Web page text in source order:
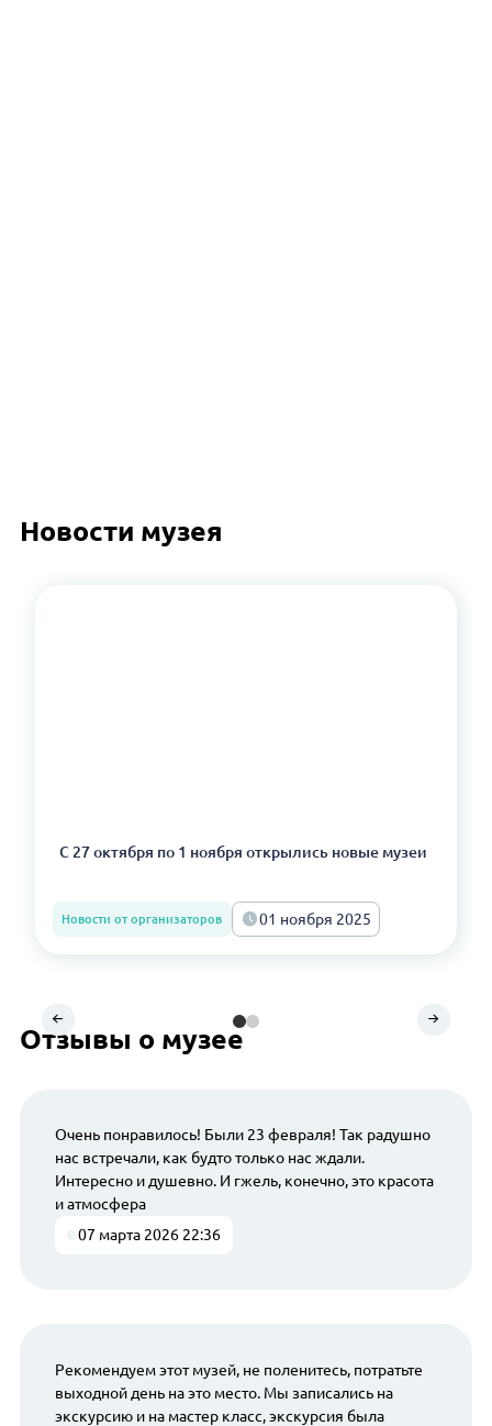
Новости музея
С 27 октября по 1 ноября открылись новые музеи
Новости от организаторов 01 ноября 2025
Отзывы о музее
Очень понравилось! Были 23 февраля! Так радушно
нас встречали, как будто только нас ждали.
Интересно и душевно. И гжель, конечно, это красота
и атмосфера
07 марта 2026 22:36
Рекомендуем этот музей, не поленитесь, потратьте
выходной день на это место. Мы записались на
экскурсию и на мастер класс, экскурсия была